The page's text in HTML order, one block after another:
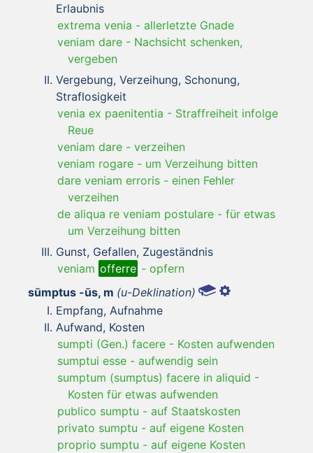
Erlaubnis
extrema venia - allerletzte Gnade
veniam dare - Nachsicht schenken,
vergeben
Vergebung, Verzeihung, Schonung,
Straflosigkeit
venia ex paenitentia - Straffreiheit infolge
Reue
veniam dare - verzeihen
veniam rogare - um Verzeihung bitten
dare veniam erroris - einen Fehler
verzeihen
de aliqua re veniam postulare - für etwas
um Verzeihung bitten
Gunst, Gefallen, Zugeständnis
veniam offerre - opfern
sūmptus -ūs, m (u-Deklination)
Empfang, Aufnahme
Aufwand, Kosten
sumpti (Gen.) facere - Kosten aufwenden
sumptui esse - aufwendig sein
sumptum (sumptus) facere in aliquid -
Kosten für etwas aufwenden
publico sumptu - auf Staatskosten
privato sumptu - auf eigene Kosten
proprio sumptu - auf eigene Kosten